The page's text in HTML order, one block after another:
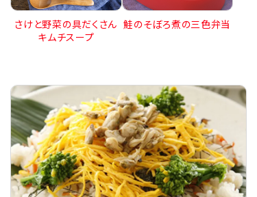
さけと野菜の具だくさん
キムチスープ
鮭のそぼろ煮の三色弁当